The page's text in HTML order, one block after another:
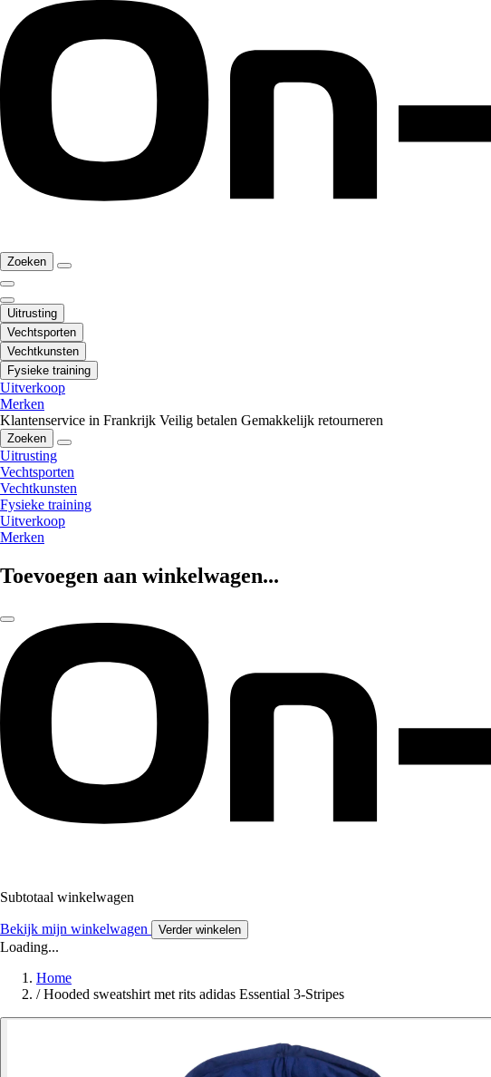
Zoeken
Uitrusting
Vechtsporten
Vechtkunsten
Fysieke training
Uitverkoop
Merken
Klantenservice in Frankrijk Veilig betalen Gemakkelijk retourneren
Zoeken
Uitrusting
Vechtsporten
Vechtkunsten
Fysieke training
Uitverkoop
Merken
Toevoegen aan winkelwagen...
Subtotaal winkelwagen
Bekijk mijn winkelwagen Verder winkelen
Loading...
Home
/ Hooded sweatshirt met rits adidas Essential 3-Stripes